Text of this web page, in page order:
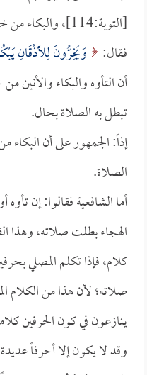
[التوبة:114]،
فقال:
وَيَخِرُّونَ لِلأَذْقَانِ
أن التأوه والبكاء والأنين
تبطل به الصلاة بحال.
إذاً: الجمهور على أن البكاء
الصلاة.
أما الشافعية فقالوا: إن
الهجاء بطلت صلاته، وهذا
كلام، فإذا تكلم المصلي
صلاته؛ لأن هذا من الكلام
ينازعون في كون الحرفين
وقد لا يكون إلا أحرفاً